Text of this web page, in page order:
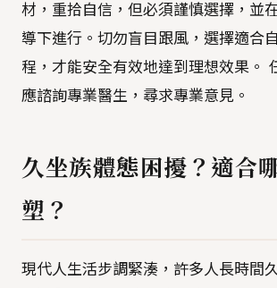
材，重拾自信，但必須謹慎選擇，並
導下進行。切勿盲目跟風，選擇適合
程，才能安全有效地達到理想效果。
應諮詢專業醫生，尋求專業意見。
久坐族體態困擾？適合
塑？
現代人生活步調緊湊，許多人長時間